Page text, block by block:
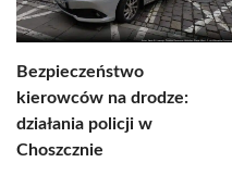
Bezpieczeństwo
kierowców na drodze:
działania policji w
Choszcznie